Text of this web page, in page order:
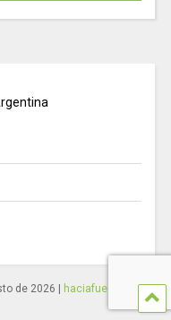
de 2026 haciafuera.com.ar